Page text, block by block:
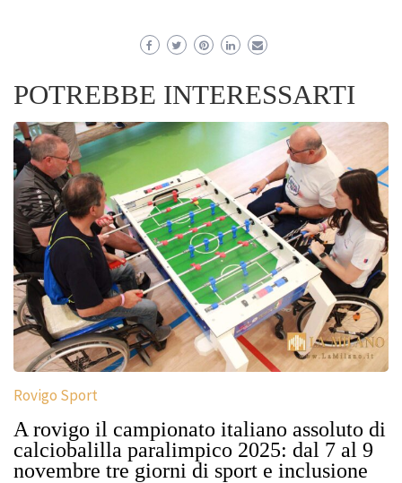
POTREBBE INTERESSARTI
Rovigo Sport
A rovigo il campionato italiano assoluto di
calciobalilla paralimpico 2025: dal 7 al 9
novembre tre giorni di sport e inclusione